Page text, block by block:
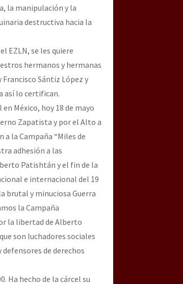
la manipulación y la
destructiva hacia la
EZLN, se les quiere
hermanos y hermanas
Sántiz López y
así lo certifican.
México, hoy 18 de mayo
Zapatista y por el Alto a
la Campaña “Miles de
adhesión a las
Patishtán y el fin de la
e internacional del 19
brutal y minuciosa Guerra
la Campaña
la libertad de Alberto
son luchadores sociales
de derechos
Ha hecho de la cárcel su